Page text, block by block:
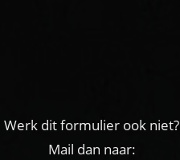
Werk dit formulier ook niet?
Mail dan naar: